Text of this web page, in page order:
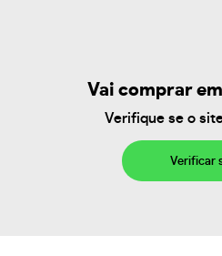
Vai comprar
Verifique se o
Verificar